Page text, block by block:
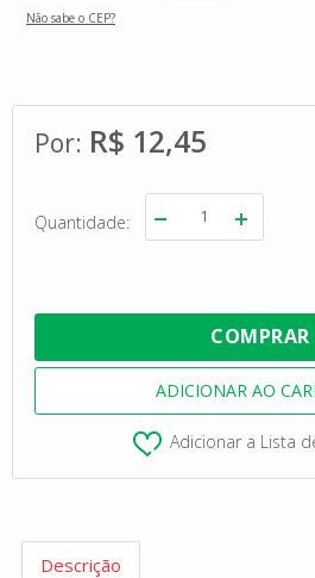
Não sabe o CEP?
R$ 12,45
Quantidade
Adicionar a Lista
Descrição